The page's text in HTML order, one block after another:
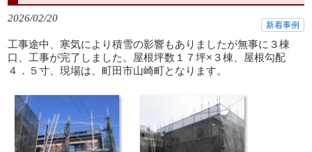
2026/02/20
新着事例
工事途中、寒気により積雪の影響もありましたが無事に３棟
口、工事が完了しました。屋根坪数１７坪×３棟、屋根勾配
４．５寸、現場は、町田市山崎町となります。